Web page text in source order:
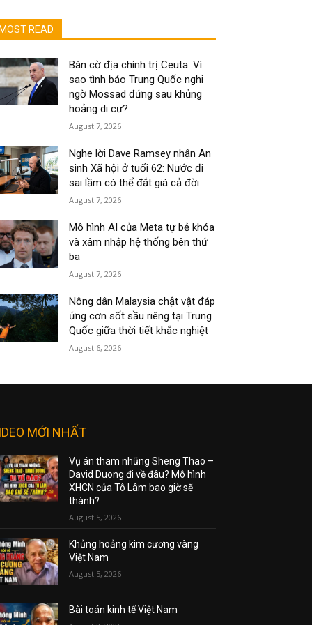
MOST READ
Bàn cờ địa chính trị Ceuta: Vì
sao tình báo Trung Quốc nghi
ngờ Mossad đứng sau khủng
hoảng di cư?
August 7, 2026
Nghe lời Dave Ramsey nhận An
sinh Xã hội ở tuổi 62: Nước đi
sai lầm có thể đắt giá cả đời
August 7, 2026
Mô hình AI của Meta tự bẻ khóa
và xâm nhập hệ thống bên thứ
ba
August 7, 2026
Nông dân Malaysia chật vật đáp
ứng cơn sốt sầu riêng tại Trung
Quốc giữa thời tiết khắc nghiệt
August 6, 2026
MỚI NHẤT
Vụ án tham nhũng Sheng Thao –
David Duong đi về đâu? Mô hình
XHCN của Tô Lâm bao giờ sẽ
thành?
August 5, 2026
Khủng hoảng kim cương vàng
Việt Nam
August 5, 2026
Bài toán kinh tế Việt Nam